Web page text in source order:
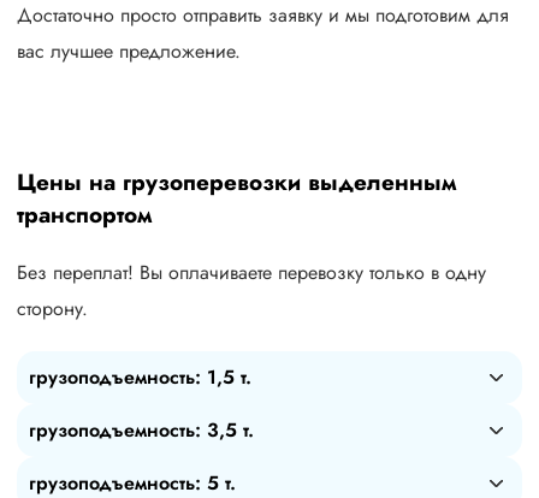
Достаточно просто отправить заявку и мы подготовим для
вас лучшее предложение.
Цены на грузоперевозки выделенным
транспортом
Без переплат! Вы оплачиваете перевозку только в одну
сторону.
грузоподъемность: 1,5 т.
грузоподъемность: 3,5 т.
грузоподъемность: 5 т.